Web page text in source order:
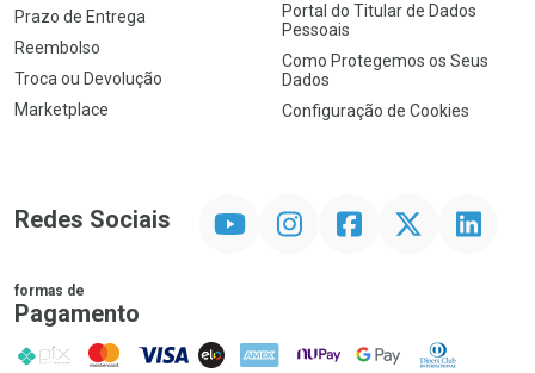
Prazo de Entrega
Reembolso
Troca ou Devolução
Marketplace
Portal do Titular de Dados
Pessoais
Como Protegemos os Seus
Dados
Configuração de Cookies
Redes Sociais InstagramFacebookTwitter Linkedin
formas de
Pagamento
PIX MasterCard
VISA ELO AMEX NuPay Google PayDiners Club